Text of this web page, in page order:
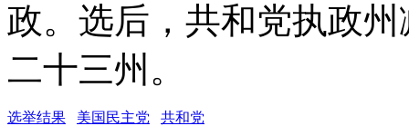
政。选后，共和党执政
二十三州。
选举结果 美国民主党 共和党